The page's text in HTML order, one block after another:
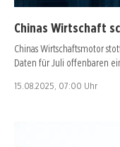
Chinas Wirtschaft
Chinas Wirtschaftsmotor
Daten für Juli offenbaren
15.08.2025, 07:00 Uhr